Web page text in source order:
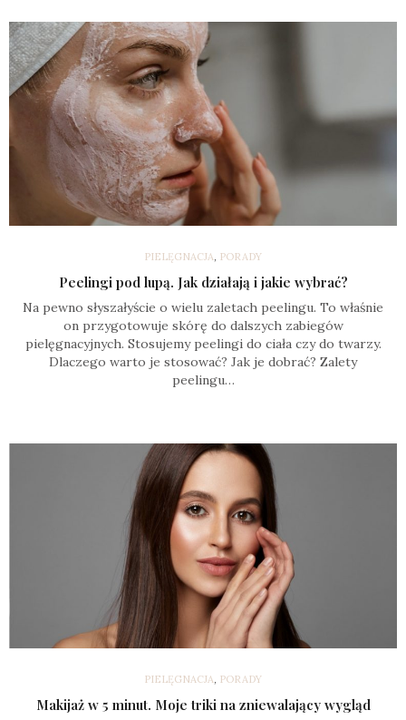
PIELĘGNACJA, PORADY
Peelingi pod lupą. Jak działają i jakie wybrać?
Na pewno słyszałyście o wielu zaletach peelingu. To właśnie
on przygotowuje skórę do dalszych zabiegów
pielęgnacyjnych. Stosujemy peelingi do ciała czy do twarzy.
Dlaczego warto je stosować? Jak je dobrać? Zalety
peelingu…
PIELĘGNACJA PORADY
Makijaż w 5 minut. Moje triki na zniewalający wygląd